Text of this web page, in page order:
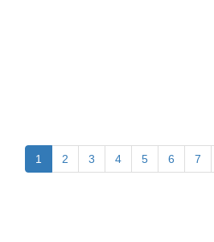
1 2 3 4 5 6 7